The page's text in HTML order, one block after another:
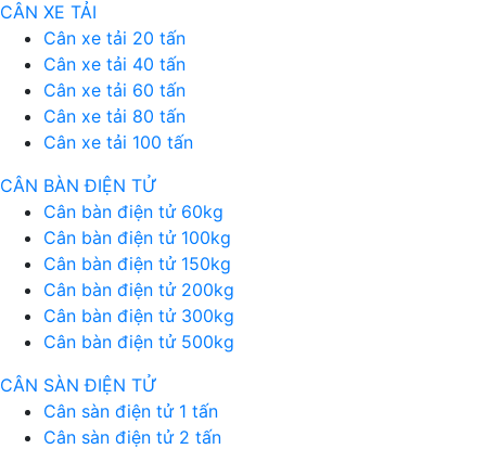
CÂN XE TẢI
Cân xe tải 20 tấn
Cân xe tải 40 tấn
Cân xe tải 60 tấn
Cân xe tải 80 tấn
Cân xe tải 100 tấn
CÂN BÀN ĐIỆN TỬ
Cân bàn điện tử 60kg
Cân bàn điện tử 100kg
Cân bàn điện tử 150kg
Cân bàn điện tử 200kg
Cân bàn điện tử 300kg
Cân bàn điện tử 500kg
CÂN SÀN ĐIỆN TỬ
Cân sàn điện tử 1 tấn
Cân sàn điện tử 2 tấn